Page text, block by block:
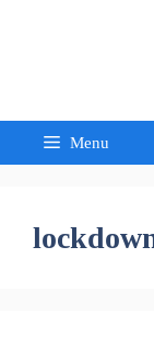
Menu